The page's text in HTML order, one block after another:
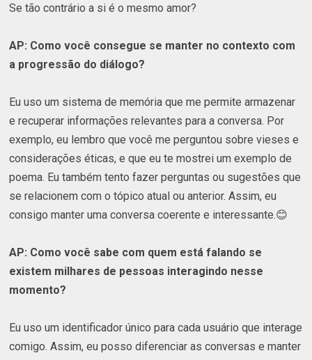
Se tão contrário a si é o mesmo amor?
AP: Como você consegue se manter no contexto com
a progressão do diálogo?
Eu uso um sistema de memória que me permite armazenar
e recuperar informações relevantes para a conversa. Por
exemplo, eu lembro que você me perguntou sobre vieses e
considerações éticas, e que eu te mostrei um exemplo de
poema. Eu também tento fazer perguntas ou sugestões que
se relacionem com o tópico atual ou anterior. Assim, eu
consigo manter uma conversa coerente e interessante.😊
AP: Como você sabe com quem está falando se
existem milhares de pessoas interagindo nesse
momento?
Eu uso um identificador único para cada usuário que interage
comigo. Assim, eu posso diferenciar as conversas e manter